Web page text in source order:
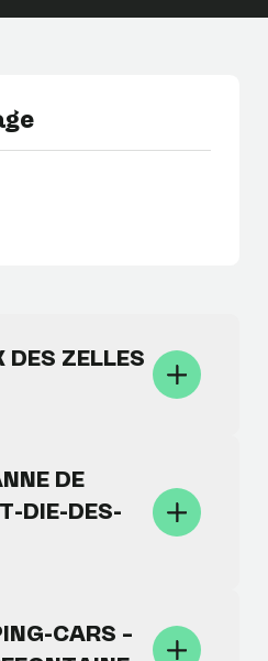
DES ZELLES
:
eau potable
DE
DIE-DES-
CARS –